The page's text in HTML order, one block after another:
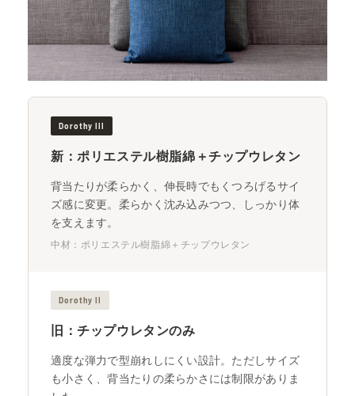
Dorothy III
新：ポリエステル樹脂綿＋チップウレタン
背当たりが柔らかく、伸長時でもくつろげるサイ
ズ感に変更。柔らかく沈み込みつつ、しっかり体
を支えます。
中材：ポリエステル樹脂綿＋チップウレタン
Dorothy II
旧：チップウレタンのみ
適度な弾力で型崩れしにくい設計。ただしサイズ
も小さく、背当たりの柔らかさには制限がありま